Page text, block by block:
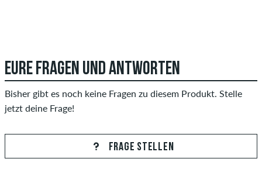
EURE FRAGEN UND ANTWORTEN
Bisher gibt es noch keine Fragen zu diesem Produkt. Stelle
jetzt deine Frage!
FRAGE STELLEN